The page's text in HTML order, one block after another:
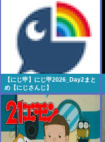
【にじ甲】にじ甲2026_Day2まと
め【にじさんじ】